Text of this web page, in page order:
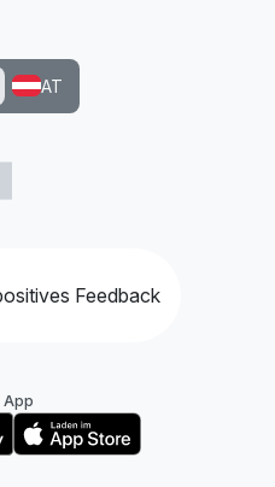
Feedback
AT
App